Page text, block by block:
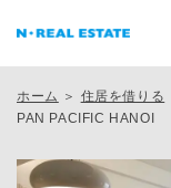
ホーム ＞ 住居を借りる
PAN PACIFIC HANOI